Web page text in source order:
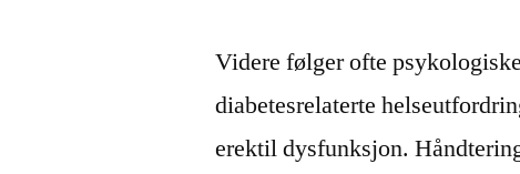
Videre følger ofte
diabetesrelaterte
erektil dysfunksjon.